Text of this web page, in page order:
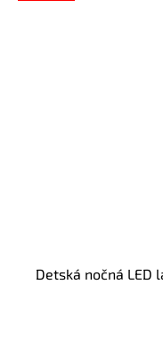
Detská nočná LED